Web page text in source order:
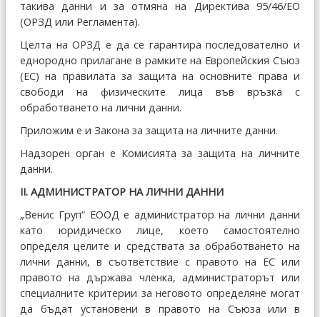
такива данни и за отмяна на Директива 95/46/ЕО
(ОРЗД или Регламента).
Целта на ОРЗД е да се гарантира последователно и
еднородно прилагане в рамките на Европейския Съюз
(ЕС) на правилата за защита на основните права и
свободи на физическите лица във връзка с
обработването на лични данни.
Приложим е и Закона за защита на личните данни.
Надзорен орган е Комисията за защита на личните
данни.
ІІ. АДМИНИСТРАТОР НА ЛИЧНИ ДАННИ
„Венис Груп“ ЕООД е администратор на лични данни
като юридическо лице, което самостоятелно
определя целите и средствата за обработването на
лични данни, в съответствие с правото на ЕС или
правото на държава членка, администраторът или
специалните критерии за неговото определяне могат
да бъдат установени в правото на Съюза или в